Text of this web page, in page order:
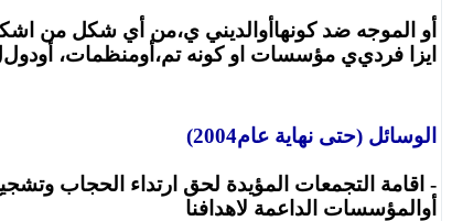
من أي شكل مني، أوالديني أو الموجه ضد كونها
دول، أومنظمات،أومؤسسات او كونه تم ييزا فردي
الوسائل (حتى نهاية عام2004)
- اقامة التجمعات المؤيدة لحق ارتداء ا لحجاب
والمؤسسات الداعمة لاهدافنا